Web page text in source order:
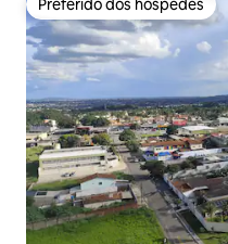
Preferido dos hóspedes
Preferido dos hóspedes